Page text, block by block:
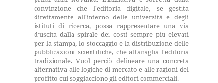
convinzione che l'editoria digitale, se gestita
direttamente all'interno delle università e degli
istituti di ricerca, possa rappresentare una via
d'uscita dalla spirale dei costi sempre più elevati
per la stampa, lo stoccaggio e la distribuzione delle
pubblicazioni scientifiche, che attanaglia l'editoria
tradizionale. Vuol perciò delineare una concreta
alternativa alle logiche di mercato e alle ragioni del
profitto cui soggiacciono gli editori commerciali.